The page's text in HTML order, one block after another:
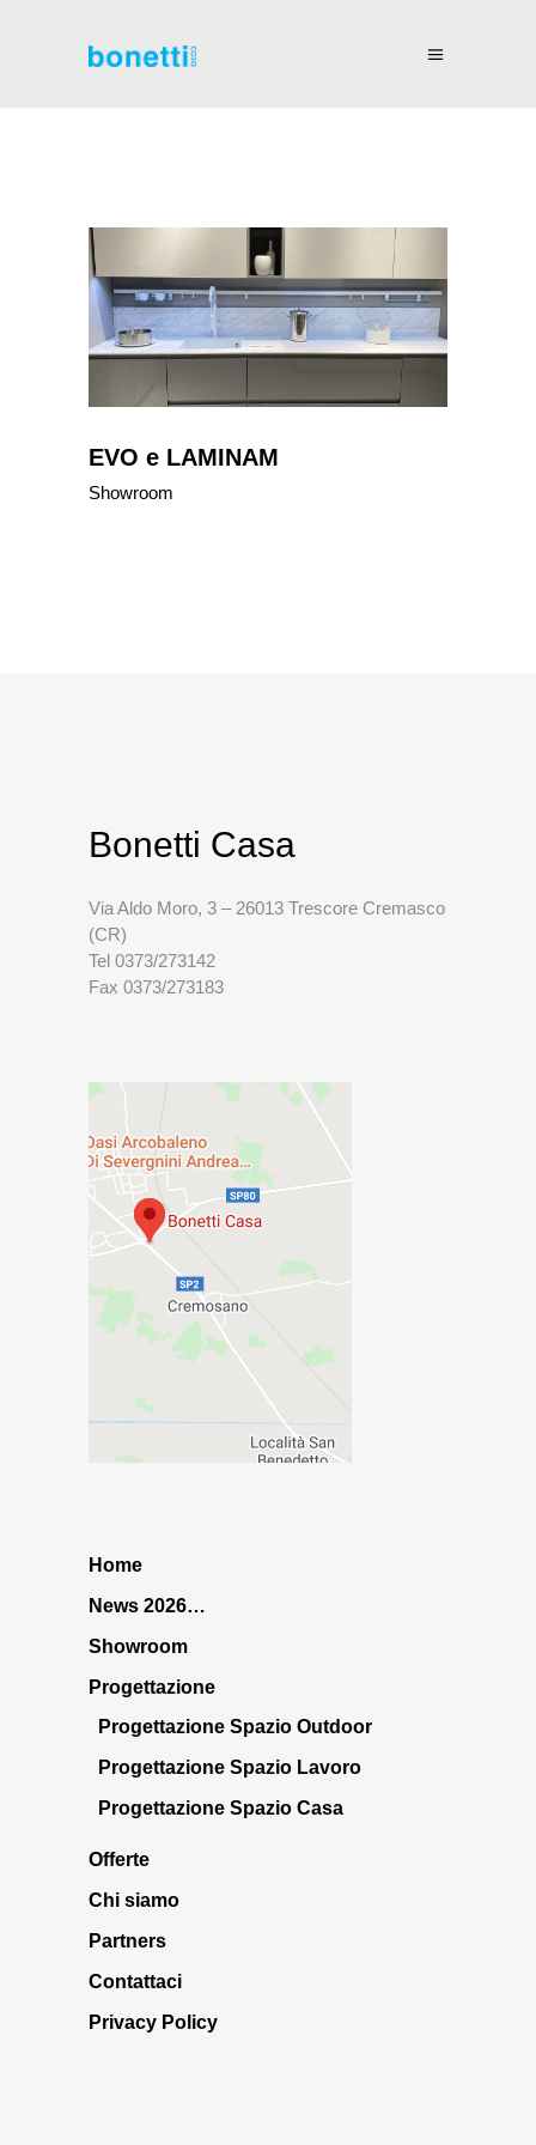
EVO e LAMINAM
Showroom
Bonetti Casa
Via Aldo Moro, 3 – 26013 Trescore Cremasco
(CR)
Tel 0373/273142
Fax 0373/273183
Home
News 2026…
Showroom
Progettazione
Progettazione Spazio Outdoor
Progettazione Spazio Lavoro
Progettazione Spazio Casa
Offerte
Chi siamo
Partners
Contattaci
Privacy Policy